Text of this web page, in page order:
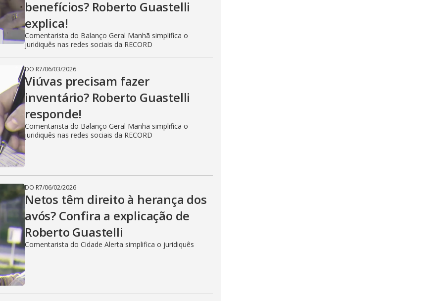
benefícios? Roberto Guastelli
explica!
Comentarista do Balanço Geral Manhã simplifica o
juridiquês nas redes sociais da RECORD
DO R7/06/03/2026
Viúvas precisam fazer
inventário? Roberto Guastelli
responde!
Comentarista do Balanço Geral Manhã simplifica o
juridiquês nas redes sociais da RECORD
DO R7/06/02/2026
Netos têm direito à herança dos
avós? Confira a explicação de
Roberto Guastelli
Comentarista do Cidade Alerta simplifica o juridiquês